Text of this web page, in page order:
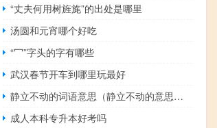
“丈夫何用树旌旄”的出处是哪里
汤圆和元宵哪个好吃
“冖”字头的字有哪些
武汉春节开车到哪里玩最好
静立不动的词语意思（静立不动的意思是）
成人本科专升本好考吗